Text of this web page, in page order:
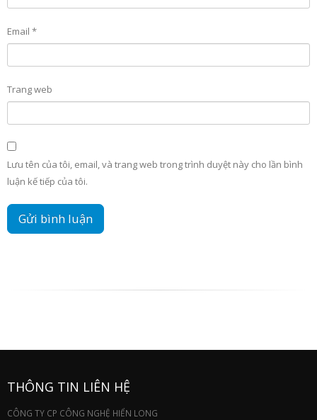
Email *
Trang web
Lưu tên của tôi, email, và trang web trong trình duyệt này cho lần bình
luận kế tiếp của tôi.
THÔNG TIN LIÊN HỆ
CÔNG TY CP CÔNG NGHỆ HIỂN LONG